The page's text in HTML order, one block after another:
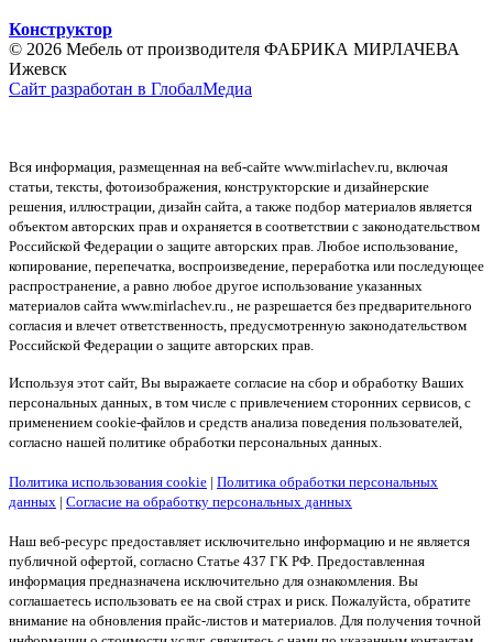
Конструктор
© 2026 Мебель от производителя ФАБРИКА МИРЛАЧЕВА
Ижевск
Сайт разработан в ГлобалМедиа
Вся информация, размещенная на веб-сайте www.mirlachev.ru, включая
статьи, тексты, фотоизображения, конструкторские и дизайнерские
решения, иллюстрации, дизайн сайта, а также подбор материалов является
объектом авторских прав и охраняется в соответствии с законодательством
Российской Федерации о защите авторских прав. Любое использование,
копирование, перепечатка, воспроизведение, переработка или последующее
распространение, а равно любое другое использование указанных
материалов сайта www.mirlachev.ru., не разрешается без предварительного
согласия и влечет ответственность, предусмотренную законодательством
Российской Федерации о защите авторских прав.
Используя этот сайт, Вы выражаете согласие на сбор и обработку Ваших
персональных данных, в том числе с привлечением сторонних сервисов, с
применением cookie-файлов и средств анализа поведения пользователей,
согласно нашей политике обработки персональных данных.
Политика использования cookie | Политика обработки персональных
данных | Согласие на обработку персональных данных
Наш веб-ресурс предоставляет исключительно информацию и не является
публичной офертой, согласно Статье 437 ГК РФ. Предоставленная
информация предназначена исключительно для ознакомления. Вы
соглашаетесь использовать ее на свой страх и риск. Пожалуйста, обратите
внимание на обновления прайс-листов и материалов. Для получения точной